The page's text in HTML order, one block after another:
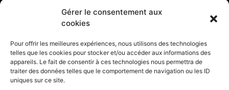
Gérer le consentement aux
cookies
Pour offrir les meilleures expériences, nous utilisons des technologies
telles que les cookies pour stocker et/ou accéder aux informations des
appareils. Le fait de consentir à ces technologies nous permettra de
traiter des données telles que le comportement de navigation ou les ID
uniques sur ce site.
Les poêles à pellets
CHEMINÉES
Classique